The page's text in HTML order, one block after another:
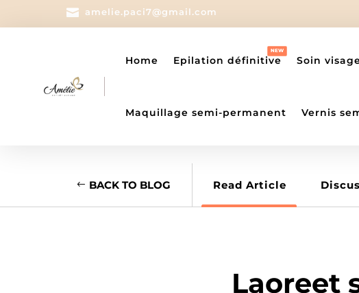
 amelie.paci7@gmail.com
Home Epilation définitive Soin
Maquillage semi-permanent Vernis
BACK TO BLOG Read Article
Laoreet